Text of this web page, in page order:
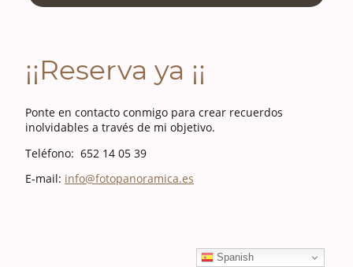
¡¡Reserva ya ¡¡
Ponte en contacto conmigo para crear recuerdos
inolvidables a través de mi objetivo.
Teléfono: 652 14 05 39
E-mail: info@fotopanoramica.es
Spanish